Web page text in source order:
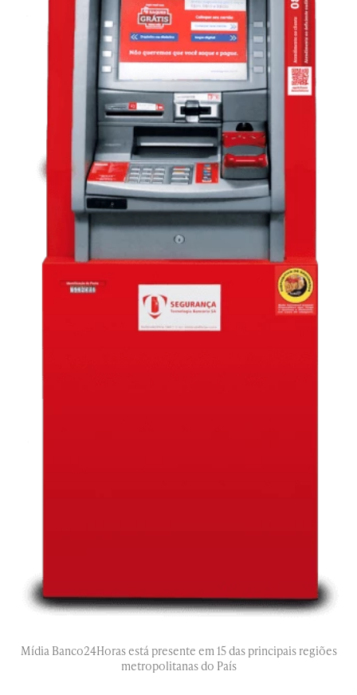
Mídia Banco24Horas está presente em 15 das principais regiões
metropolitanas do País